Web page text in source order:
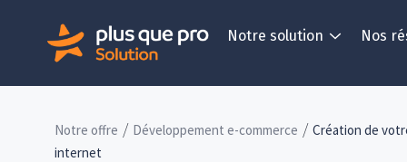
Notre solution Nos
Notre offre / Développement e-commerce / Création de
internet